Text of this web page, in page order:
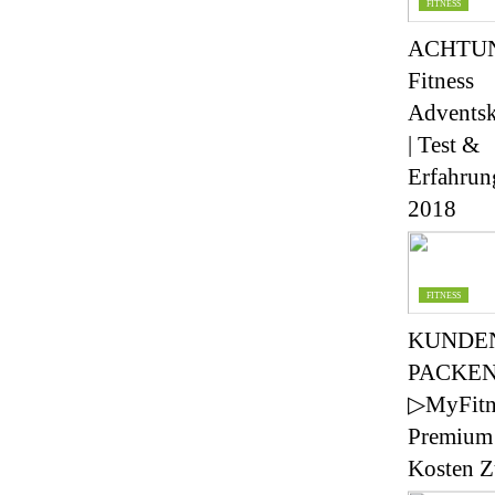
FITNESS
Fitness
| Test &
2018
FITNESS
Kosten